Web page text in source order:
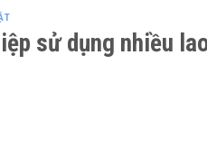
sử dụng nhiều